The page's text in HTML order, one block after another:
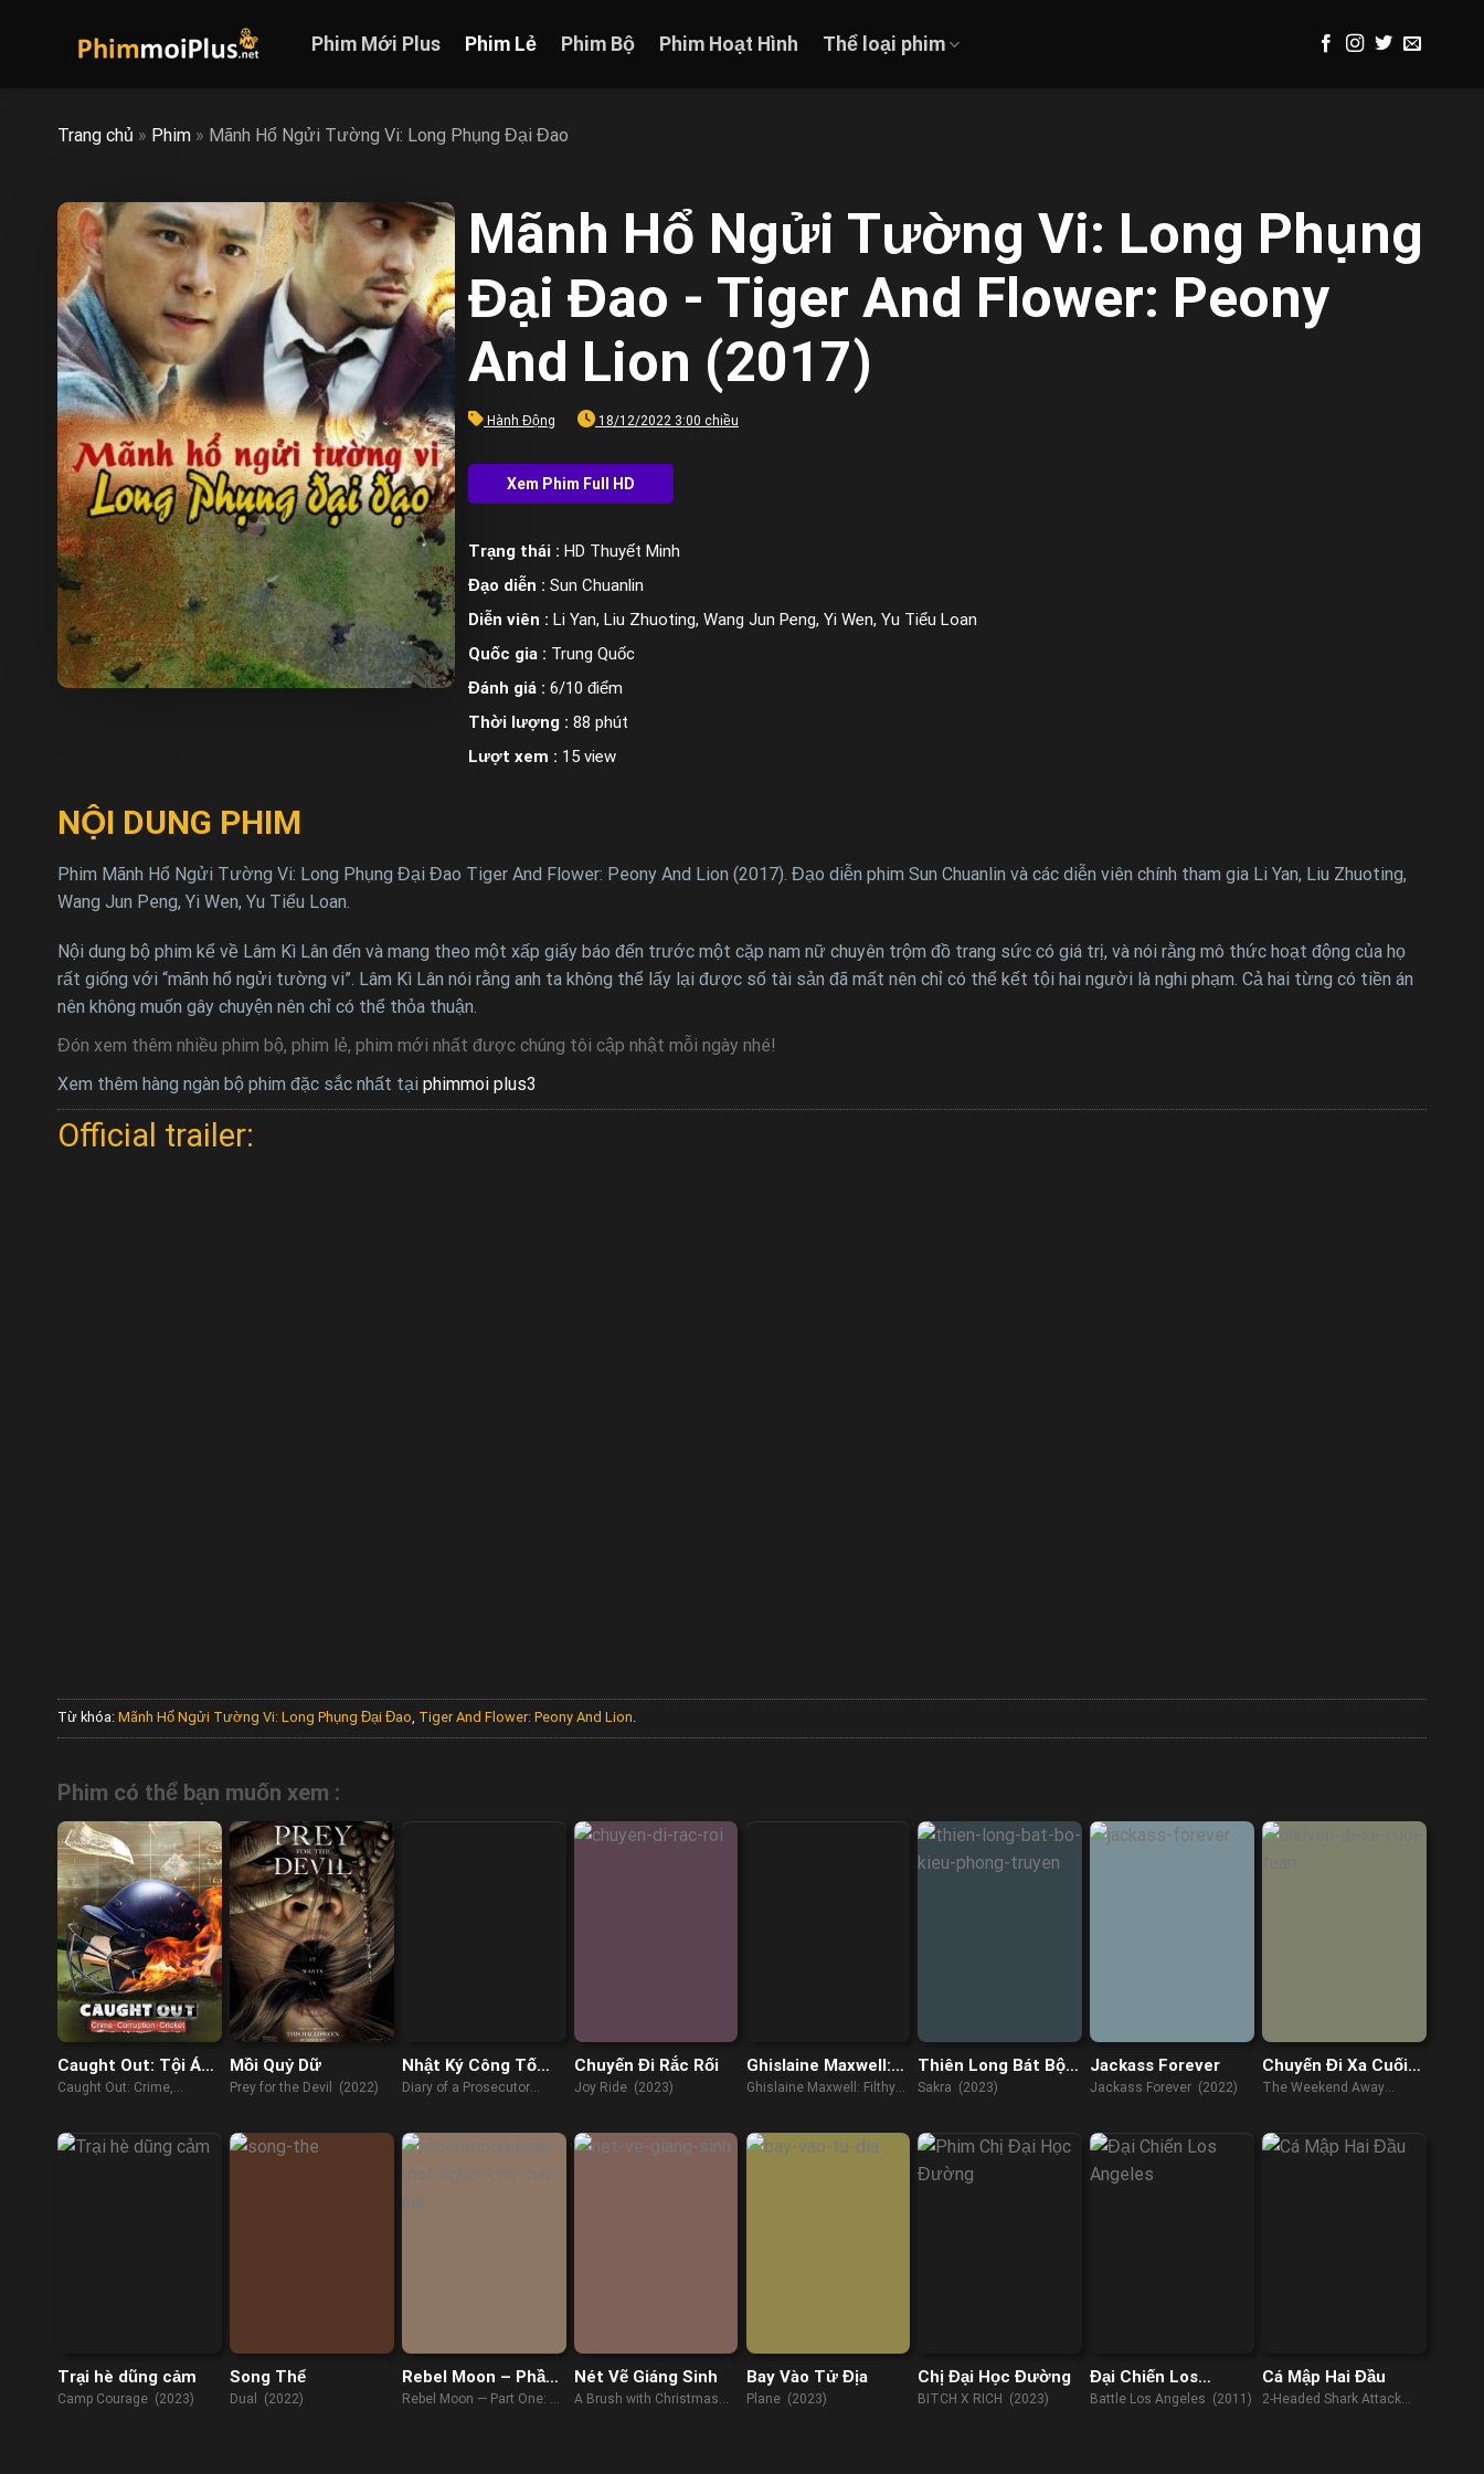
Phim Mới Plus Phim Lẻ Phim Bộ Phim Hoạt Hình Thể loại phim
Trang chủ » Phim » Mãnh Hổ Ngửi Tường Vi: Long Phụng Đại Đao
Mãnh Hổ Ngửi Tường Vi: Long Phụng
Đại Đao - Tiger And Flower: Peony
And Lion (2017)
Hành Động 18/12/2022 3:00 chiều
Trạng thái : HD Thuyết Minh
Đạo diễn : Sun Chuanlin
Diễn viên : Li Yan, Liu Zhuoting, Wang Jun Peng, Yi Wen, Yu Tiểu Loan
Quốc gia : Trung Quốc
Đánh giá : 6/10 điểm
Thời lượng : 88 phút
Lượt xem : 15 view
NỘI DUNG PHIM
Phim Mãnh Hổ Ngửi Tường Vi: Long Phụng Đại Đao Tiger And Flower: Peony And Lion (2017). Đạo diễn phim Sun Chuanlin và các diễn viên chính tham gia Li Yan, Liu Zhuoting,
Wang Jun Peng, Yi Wen, Yu Tiểu Loan.
Nội dung bộ phim kể về Lâm Kì Lân đến và mang theo một xấp giấy báo đến trước một cặp nam nữ chuyên trộm đồ trang sức có giá trị, và nói rằng mô thức hoạt động của họ
rất giống với “mãnh hổ ngửi tường vi”. Lâm Kì Lân nói rằng anh ta không thể lấy lại được số tài sản đã mất nên chỉ có thể kết tội hai người là nghi phạm. Cả hai từng có tiền án
nên không muốn gây chuyện nên chỉ có thể thỏa thuận.
Đón xem thêm nhiều phim bộ, phim lẻ, phim mới nhất được chúng tôi cập nhật mỗi ngày nhé!
Xem thêm hàng ngàn bộ phim đặc sắc nhất tại phimmoi plus3
Official trailer:
Từ khóa: Mãnh Hổ Ngửi Tường Vi: Long Phụng Đại Đao Tiger And Flower: Peony And Lion
Phim có thể bạn muốn xem :
Caught Out: Tội Ác,
Tham Nhũng,
Caught Out: Crime,
Mồi Quỷ Dữ
Prey for the Devil (2022)
Nhật Ký Công Tố
Viên
Diary of a Prosecutor
Chuyến Đi Rắc Rối
Joy Ride (2023)
Ghislaine Maxwell:
Giàu Có Và Đồi Bại
Ghislaine Maxwell: Filthy
Thiên Long Bát Bộ
Kiều Phong Truyện
Sakra (2023)
Jackass Forever
Jackass Forever (2022)
Chuyến Đi Xa Cuối
Tuần
The Weekend Away
Trại hè dũng cảm
Camp Courage (2023)
Song Thể
Dual (2022)
Rebel Moon – Phần
Một: Người Con Của
Rebel Moon — Part One: A
Nét Vẽ Giáng Sinh
A Brush with Christmas
Bay Vào Tử Địa
Plane (2023)
Chị Đại Học Đường
BITCH X RICH (2023)
Đại Chiến Los
Angeles
Battle Los Angeles (2011)
Cá Mập Hai Đầu
2-Headed Shark Attack